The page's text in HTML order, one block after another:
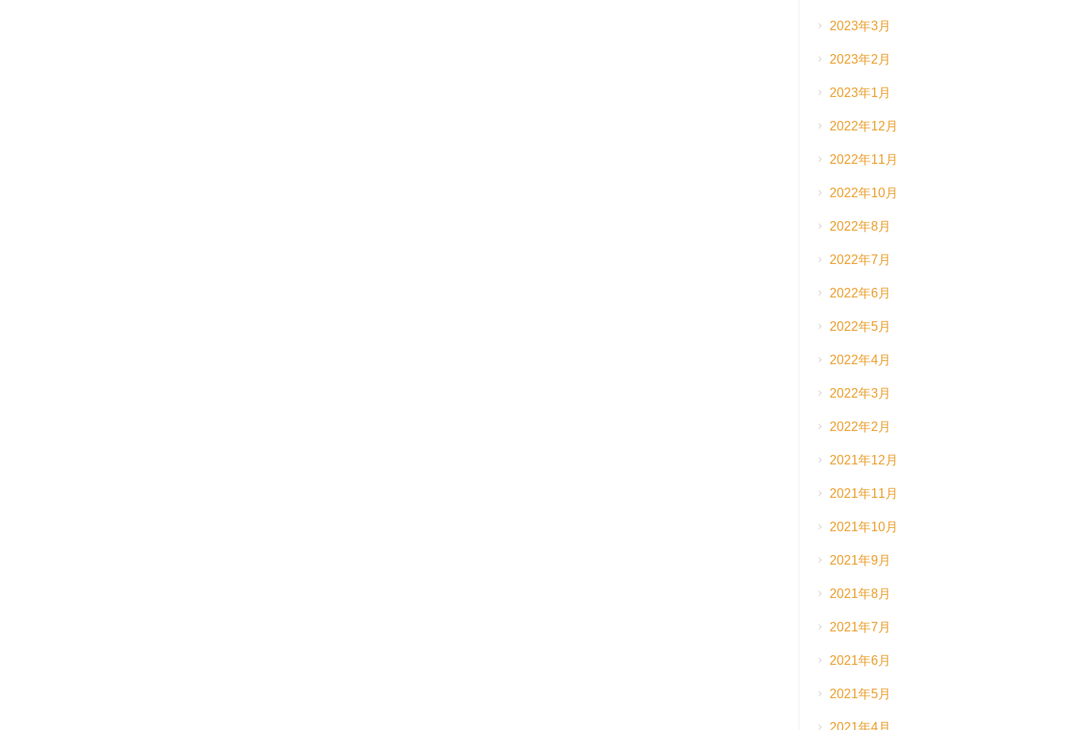
2023年3月
2023年2月
2023年1月
2022年12月
2022年11月
2022年10月
2022年8月
2022年7月
2022年6月
2022年5月
2022年4月
2022年3月
2022年2月
2021年12月
2021年11月
2021年10月
2021年9月
2021年8月
2021年7月
2021年6月
2021年5月
2021年4月